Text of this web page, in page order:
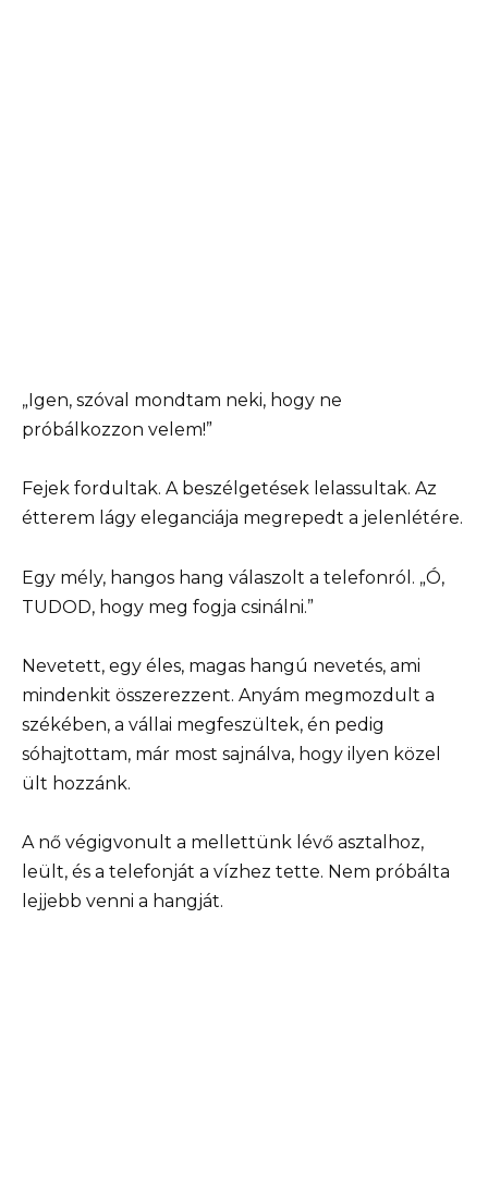
„Igen, szóval mondtam neki, hogy ne
próbálkozzon velem!”
Fejek fordultak. A beszélgetések lelassultak. Az
étterem lágy eleganciája megrepedt a jelenlétére.
Egy mély, hangos hang válaszolt a telefonról. „Ó,
TUDOD, hogy meg fogja csinálni.”
Nevetett, egy éles, magas hangú nevetés, ami
mindenkit összerezzent. Anyám megmozdult a
székében, a vállai megfeszültek, én pedig
sóhajtottam, már most sajnálva, hogy ilyen közel
ült hozzánk.
A nő végigvonult a mellettünk lévő asztalhoz,
leült, és a telefonját a vízhez tette. Nem próbálta
lejjebb venni a hangját.